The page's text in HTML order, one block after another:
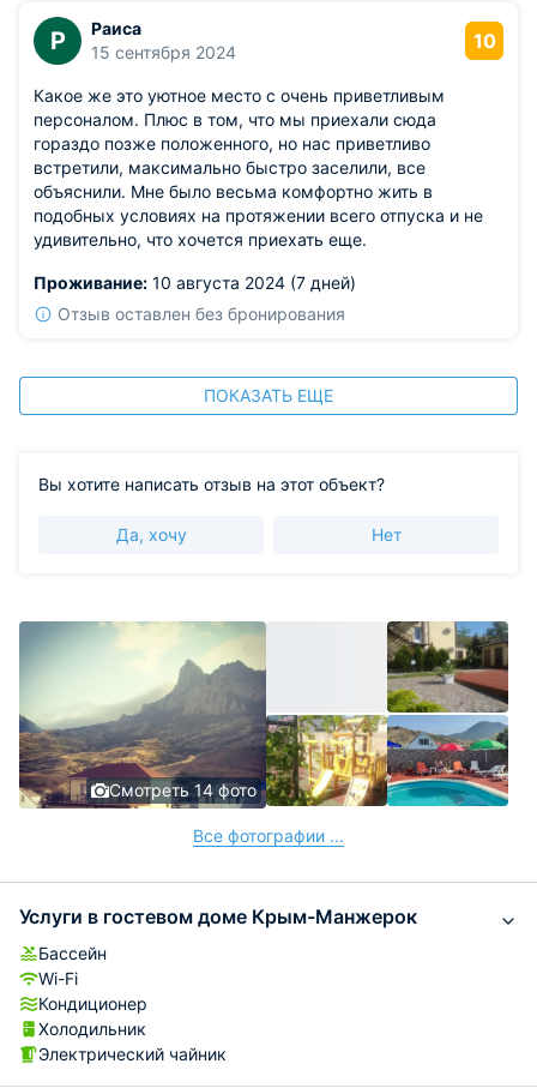
Р
Раиса
15 сентября 2024
10
Какое же это уютное место с очень приветливым
персоналом. Плюс в том, что мы приехали сюда
гораздо позже положенного, но нас приветливо
встретили, максимально быстро заселили, все
объяснили. Мне было весьма комфортно жить в
подобных условиях на протяжении всего отпуска и не
удивительно, что хочется приехать еще.
Проживание: 10 августа 2024 (7 дней)
Отзыв оставлен без бронирования
ПОКАЗАТЬ ЕЩЕ
Вы хотите написать отзыв на этот объект?
Да, хочу Нет
Смотреть 14 фото
Все фотографии ...
Услуги в гостевом доме Крым-Манжерок
Бассейн
Wi-Fi
Кондиционер
Холодильник
Электрический чайник